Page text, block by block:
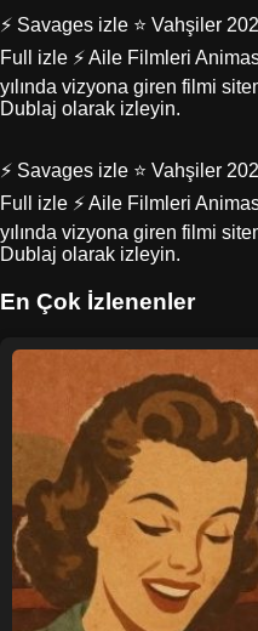
⚡ Savages izle ⭐ Vahşiler
Full izle ⚡ Aile Filmleri
yılında vizyona giren filmi
Dublaj olarak izleyin.
⚡ Savages izle ⭐ Vahşiler
Full izle ⚡ Aile Filmleri
yılında vizyona giren filmi
Dublaj olarak izleyin.
En Çok İzlenenler